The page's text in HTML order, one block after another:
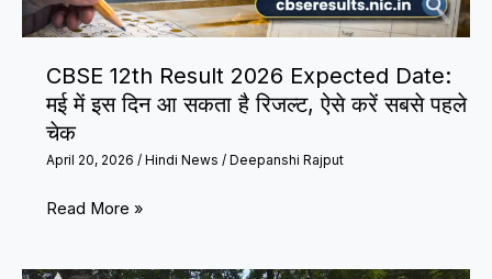
अलर्ट,
और
खराब
हवा
से
बढ़ी
CBSE 12th Result 2026 Expected Date:
मई में इस दिन आ सकता है रिजल्ट, ऐसे करें सबसे पहले
चेक
April 20, 2026 / Hindi News / Deepanshi Rajput
CBSE
Result
Read More »